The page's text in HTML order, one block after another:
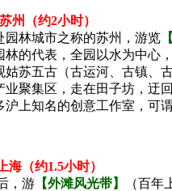
（约2小时）
园林城市之称的苏州，游览
林的代表，全园以水为中心
姑苏五古（古运河、古镇、
业聚集区，走在田子坊，迂
上知名的创意工作室，可谓
（约1.5小时）
，游 【外滩风光带】 （百